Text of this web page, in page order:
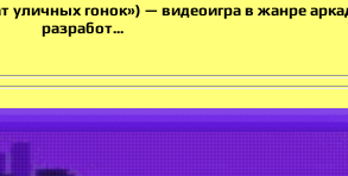
уличных гонок») — видеоигра в жанре
разработ...